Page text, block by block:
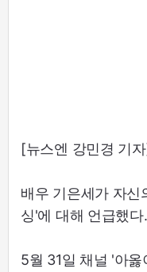
[뉴스엔 강민경 기
배우 기은세가 자신
싱'에 대해 언급했다.
5월 31일 채널 '아